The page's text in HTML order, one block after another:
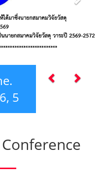
5
2569
PreviousNext